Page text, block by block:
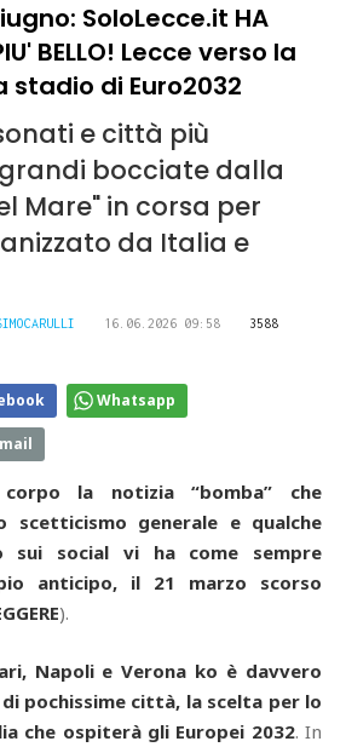
SoloLecce.it HA
BELLO! Lecce verso la
di Euro2032
e città più
bocciate dalla
Mare" in corsa per
da Italia e
16.06.2026 09:58
3588
Whatsapp
corpo la notizia “bomba” che
scetticismo generale e qualche
sui social vi ha come sempre
anticipo, il 21 marzo scorso
).
Napoli e Verona ko è davvero
pochissime città, la scelta per lo
che ospiterà gli Europei 2032. In